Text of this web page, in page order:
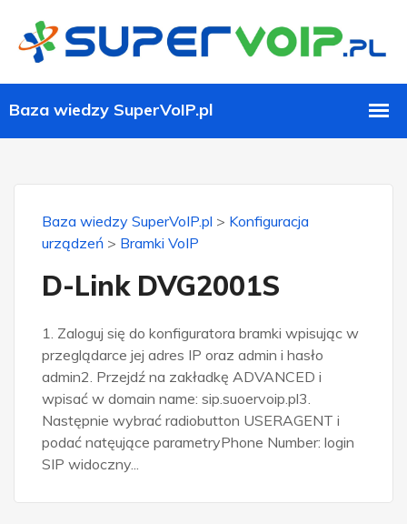
Baza wiedzy SuperVoIP.pl > Konfiguracja
urządzeń > Bramki VoIP
D-Link DVG2001S
1. Zaloguj się do konfiguratora bramki wpisując w
przeglądarce jej adres IP oraz admin i hasło
admin2. Przejdź na zakładkę ADVANCED i
wpisać w domain name: sip.suoervoip.pl3.
Następnie wybrać radiobutton USERAGENT i
podać natęujące parametryPhone Number: login
SIP widoczny...